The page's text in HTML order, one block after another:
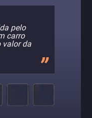
pelo
carro
valor da